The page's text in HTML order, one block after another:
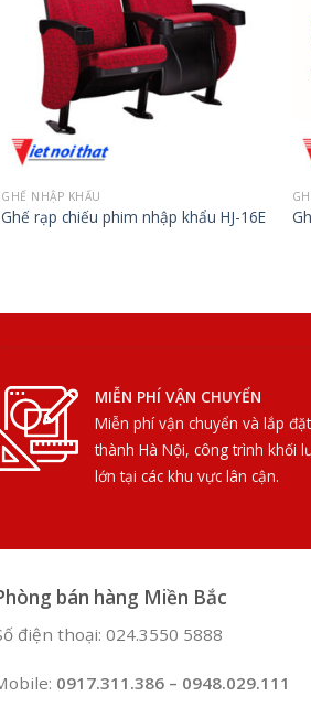
GHẾ NHẬP KHẨU
Ghế rạp chiếu phim nhập khẩu HJ-16E
MIỄN PHÍ VẬN CHUYỂN
Miễn phí vận chuyển và lắp
thành Hà Nội, công trình khối
lớn tại các khu vực lân cận.
bán hàng Miền Bắc
điện thoại: 024.3550 5888
0917.311.386 – 0948.029.111